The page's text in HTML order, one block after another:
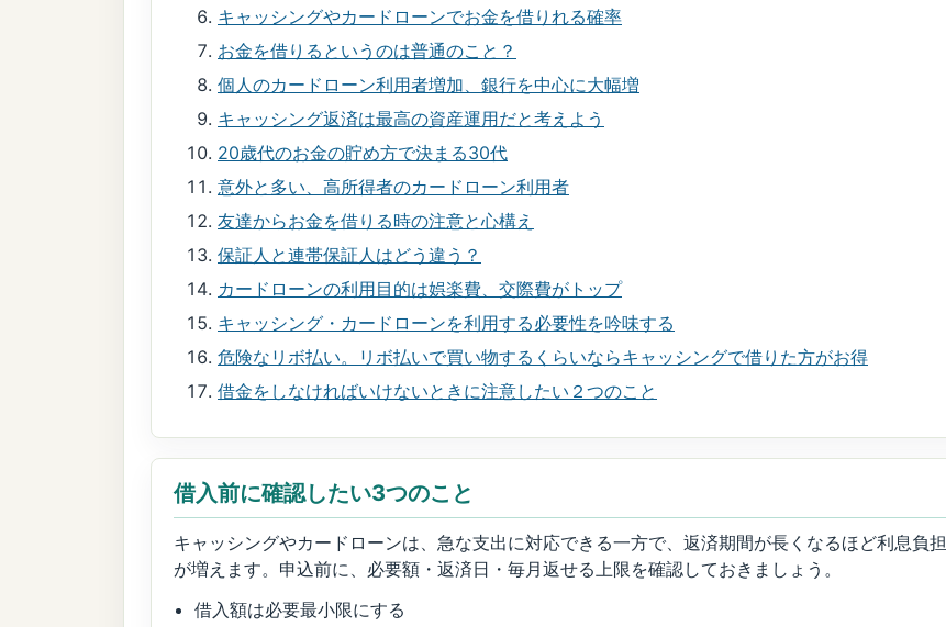
キャッシングやカードローンでお金を借りれる確率
お金を借りるというのは普通のこと？
個人のカードローン利用者増加、銀行を中心に大幅増
キャッシング返済は最高の資産運用だと考えよう
20歳代のお金の貯め方で決まる30代
意外と多い、高所得者のカードローン利用者
友達からお金を借りる時の注意と心構え
保証人と連帯保証人はどう違う？
カードローンの利用目的は娯楽費、交際費がトップ
キャッシング・カードローンを利用する必要性を吟味する
危険なリボ払い。リボ払いで買い物するくらいならキャッシングで借りた方がお得
借金をしなければいけないときに注意したい２つのこと
借入前に確認したい3つのこと
キャッシングやカードローンは、急な支出に対応できる一方で、返済期間が長くなるほど利息負担
が増えます。申込前に、必要額・返済日・毎月返せる上限を確認しておきましょう。
借入額は必要最小限にする